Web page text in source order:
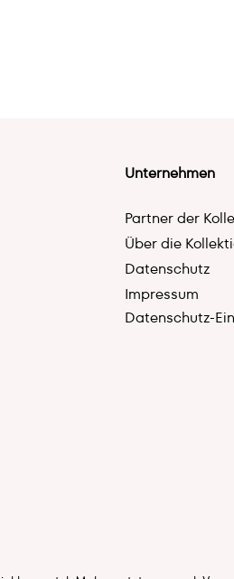
Unternehmen
Partner der
Über die
Datenschutz
Impressum
Datenschutz-